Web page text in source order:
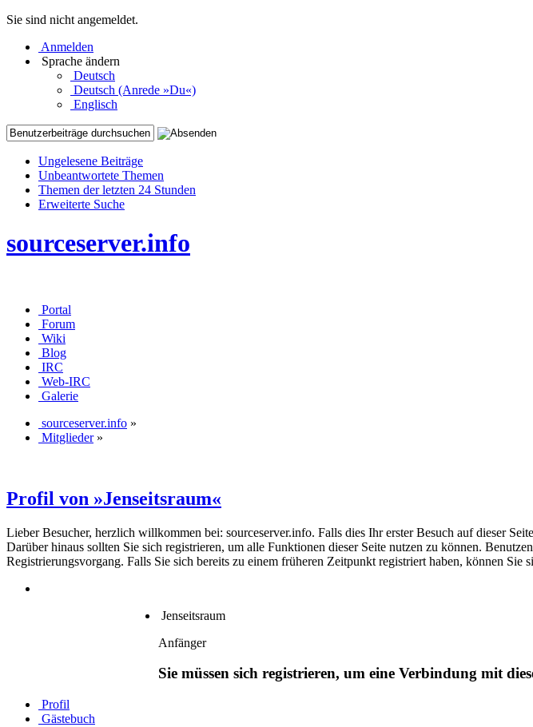
Sie sind nicht angemeldet.
Anmelden
Sprache ändern
Deutsch
Deutsch (Anrede »Du«)
Englisch
Ungelesene Beiträge
Unbeantwortete Themen
Themen der letzten 24 Stunden
Erweiterte Suche
sourceserver.info
Portal
Forum
Wiki
Blog
IRC
Web-IRC
Galerie
sourceserver.info »
Mitglieder»
Profil von »Jenseitsraum«
Lieber Besucher, herzlich willkommen bei: sourceserver.info. Falls dies Ihr erster Besuch auf dieser
Darüber hinaus sollten Sie sich registrieren, um alle Funktionen dieser Seite nutzen zu können.
Registrierungsvorgang. Falls Sie sich bereits zu einem früheren Zeitpunkt registriert haben, können Sie
Jenseitsraum
Anfänger
Sie müssen sich registrieren, um eine Verbindung mit
Profil
Gästebuch